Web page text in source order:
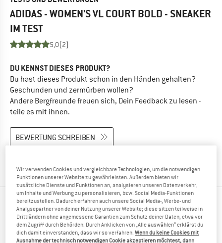
ADIDAS - WOMEN'S VL COURT BOLD - SNEAKER
IM TEST
5,0(2)
DU KENNST DIESES PRODUKT?
Du hast dieses Produkt schon in den Händen gehalten?
Geschunden und zermürben wollen?
Andere Bergfreunde freuen sich, Dein Feedback zu lesen -
teile es mit ihnen.
BEWERTUNG SCHREIBEN
ANDERE BERGFREUNDE SCHAUTEN SICH AUCH
AN
Wir verwenden Cookies und vergleichbare Technologien, um die notwendigen
Funktionen unserer Website zu gewährleisten. Außerdem bieten wir
zusätzliche Dienste und Funktionen an, analysieren unseren Datenverkehr,
um Inhalte und Werbung zu personalisieren, bzw. Social Media-Funktionen
bereitzustellen. Dadurch erfahren auch unsere Social Media-, Werbe- und
Analysepartner von deiner Nutzung unserer Website; diese sitzen teilweise in
Drittländern ohne angemessene Garantien zum Schutz deiner Daten, etwa vor
dem Zugriff durch Behörden. Durch Anklicken von „Alle auswählen“ erklärst du
dich damit einverstanden, dass wir so verfahren.Wenn du keine Cookies mit
Ausnahme der technisch notwendigen Cookie akzeptieren möchtest, dann